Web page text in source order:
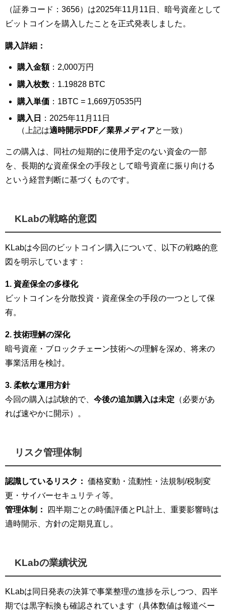
（証券コード：3656）は2025年11月11日、暗号資産として
ビットコインを購入したことを正式発表しました。
購入詳細：
購入金額：2,000万円
購入枚数 ：1.19828 BTC
購入単価 ：1BTC = 1,669万0535円
購入日
：2025年11月11日
（上記は適時開示PDF／業界メディアと一致）
この購入は、同社の短期的に使用予定のない資金の一部
を、長期的な資産保全の手段として暗号資産に振り向ける
という経営判断に基づくものです。
KLabの戦略的意図
KLabは今回のビットコイン購入について、以下の戦略的意
図を明示しています：
1. 資産保全の多様化
ビットコインを分散投資・資産保全の手段の一つとして保
有。
2. 技術理解の深化
暗号資産・ブロックチェーン技術への理解を深め、将来の
事業活用を検討。
3. 柔軟な運用方針
今回の購入は試験的で、 今後の追加購入は未定 （必要があ
れば速やかに開示）。
リスク管理体制
認識しているリスク：
価格変動・流動性・法規制/税制変
更・サイバーセキュリティ等。
管理体制：
四半期ごとの時価評価とPL計上、重要影響時は
適時開示、方針の定期見直し。
KLabの業績状況
KLabは同日発表の決算で事業整理の進捗を示しつつ、四半
期では黒字転換も確認されています（具体数値は報道ベー